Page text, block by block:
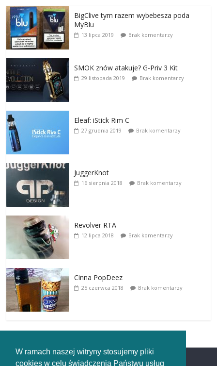
W ramach naszej witryny stosujemy pliki
cookies w celu świadczenia Państwu usług
BigClive tym razem wybebesza poda
MyBlu
13 lipca 2019 Brak komentarzy
SMOK znów atakuje? G-Priv 3 Kit
29 listopada 2019 Brak komentarzy
Eleaf: iStick Rim C
27 grudnia 2019 Brak komentarzy
JuggerKnot
16 sierpnia 2018 Brak komentarzy
Revolver RTA
12 lipca 2018 Brak komentarzy
Cinna PopDeez
25 czerwca 2018 Brak komentarzy